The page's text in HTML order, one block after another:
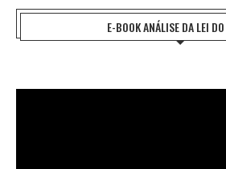
E-BOOK ANÁLISE DA LEI